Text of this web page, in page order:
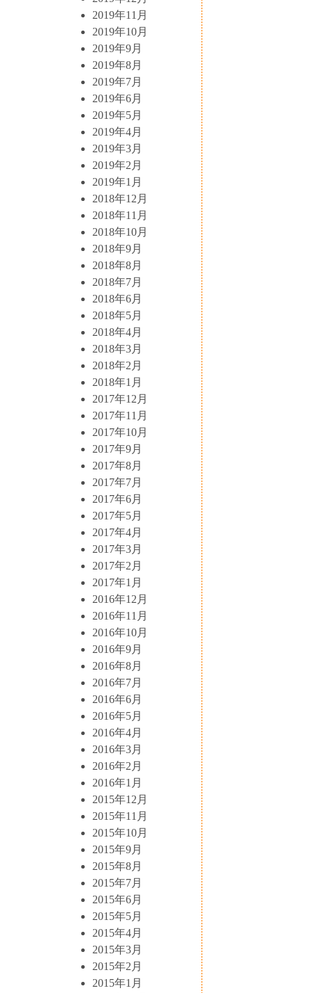
2019年11月
2019年10月
2019年9月
2019年8月
2019年7月
2019年6月
2019年5月
2019年4月
2019年3月
2019年2月
2019年1月
2018年12月
2018年11月
2018年10月
2018年9月
2018年8月
2018年7月
2018年6月
2018年5月
2018年4月
2018年3月
2018年2月
2018年1月
2017年12月
2017年11月
2017年10月
2017年9月
2017年8月
2017年7月
2017年6月
2017年5月
2017年4月
2017年3月
2017年2月
2017年1月
2016年12月
2016年11月
2016年10月
2016年9月
2016年8月
2016年7月
2016年6月
2016年5月
2016年4月
2016年3月
2016年2月
2016年1月
2015年12月
2015年11月
2015年10月
2015年9月
2015年8月
2015年7月
2015年6月
2015年5月
2015年4月
2015年3月
2015年2月
2015年1月